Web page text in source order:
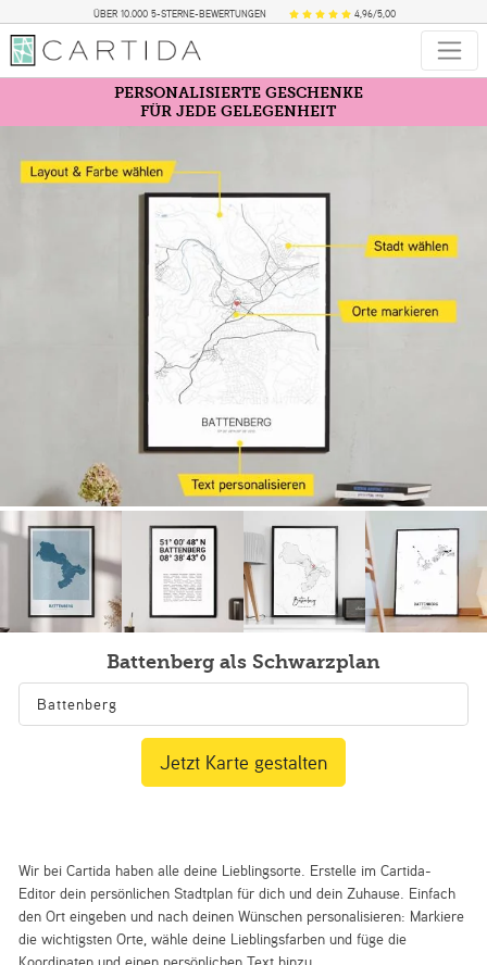
ÜBER 10.000 5-STERNE-BEWERTUNGEN 4,96/5,00
PERSONALISIERTE GESCHENKE
FÜR JEDE GELEGENHEIT
Battenberg als Schwarzplan
Wir bei Cartida haben alle deine Lieblingsorte. Erstelle im Cartida-
Editor dein persönlichen Stadtplan für dich und dein Zuhause. Einfach
den Ort eingeben und nach deinen Wünschen personalisieren: Markiere
die wichtigsten Orte, wähle deine Lieblingsfarben und füge die
Jetzt Karte gestalten